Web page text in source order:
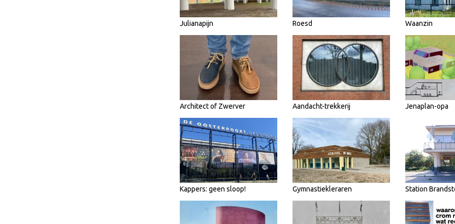
Julianapijn Roesd Waanzin
Architect of Zwerver Aandacht-trekkerij Jenaplan-opa
Kappers: geen sloop! Gymnastiekleraren Station